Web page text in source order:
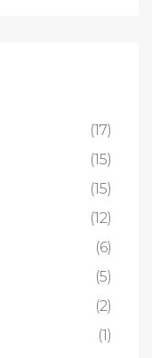
(17)
(15)
(15)
(12)
(6)
(5)
(2)
(1)